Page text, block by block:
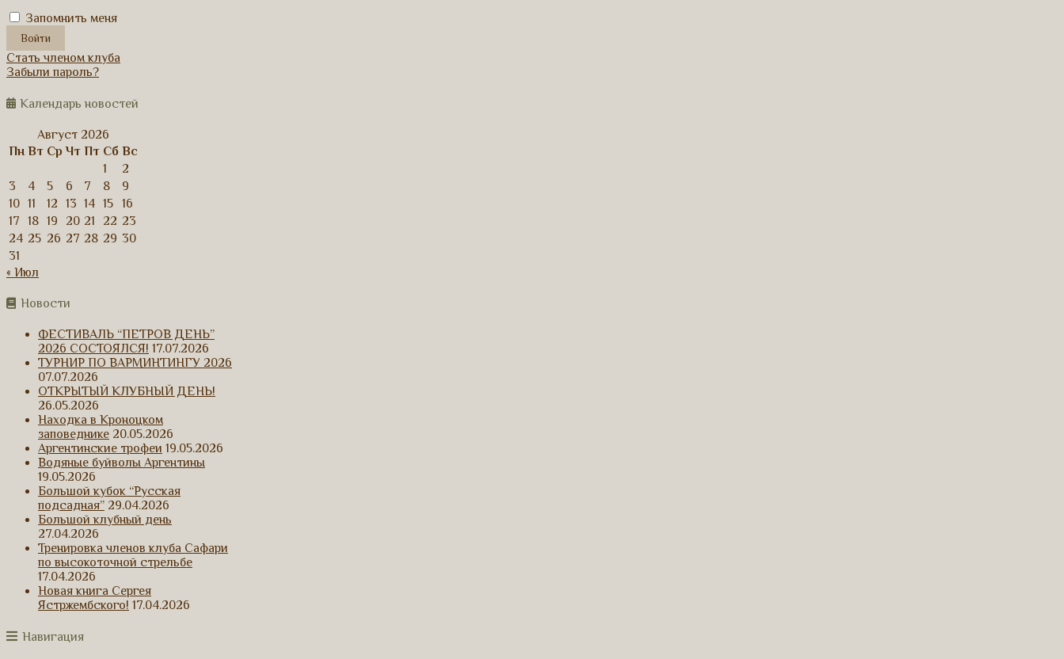
Запомнить меня
Стать членом клуба
Забыли пароль?
Календарь новостей
Август 2026
Пн Вт Ср Чт Пт Сб Вс
1
2
3
4 5 6 7 8
9
10 11 12 13 14 15
16
17
18 19 20 21 22 23
24 25 26 27 28 29 30
31
« Июл
Новости
ФЕСТИВАЛЬ “ПЕТРОВ ДЕНЬ”
2026 СОСТОЯЛСЯ! 17.07.2026
ТУРНИР ПО ВАРМИНТИНГУ 2026
07.07.2026
ОТКРЫТЫЙ КЛУБНЫЙ ДЕНЬ!
26.05.2026
Находка в Кроноцком
заповеднике 20.05.2026
Аргентинские трофеи 19.05.2026
Водяные буйволы Аргентины
19.05.2026
Большой кубок “Русская
подсадная” 29.04.2026
Большой клубный день
27.04.2026
Тренировка членов клуба Сафари
по высокоточной стрельбе
17.04.2026
Новая книга Сергея
Ястржембского! 17.04.2026
Навигация